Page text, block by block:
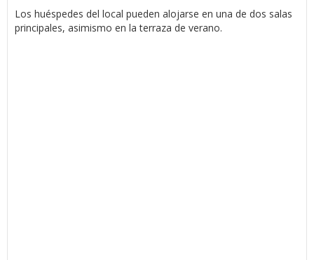
Los huéspedes del local pueden alojarse en una de dos salas
principales, asimismo en la terraza de verano.